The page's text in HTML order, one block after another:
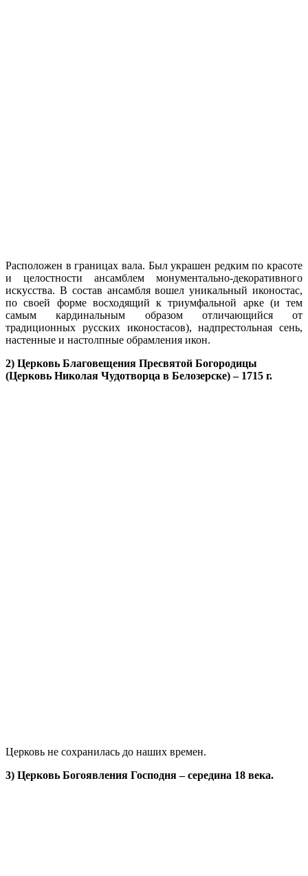
Расположен в границах вала. Был украшен редким по красоте
и целостности ансамблем монументально-декоративного
искусства. В состав ансамбля вошел уникальный иконостас,
по своей форме восходящий к триумфальной арке (и тем
самым кардинальным образом отличающийся от
традиционных русских иконостасов), надпрестольная сень,
настенные и настолпные обрамления икон.
2) Церковь Благовещения Пресвятой Богородицы
(Церковь Николая Чудотворца в Белозерске) – 1715 г.
Церковь не сохранилась до наших времен.
3) Церковь Богоявления Господня – середина 18 века.